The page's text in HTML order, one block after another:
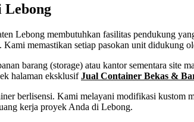
Lebong
Lebong membutuhkan fasilitas pendukung
memastikan setiap pasokan unit didukung
barang (storage) atau kantor sementara site
halaman eksklusifJual Container Bekas &
berlisensi. Kami melayani modifikasi kustom
kerja proyek Anda di Lebong.